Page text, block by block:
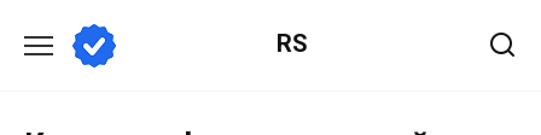
RS